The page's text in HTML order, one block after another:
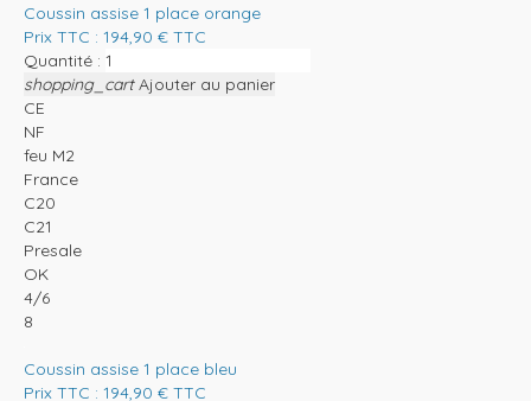
Coussin assise 1 place orange
Prix TTC : 194,90 € TTC
Quantité :
shopping_cart Ajouter au panier
CE
NF
feu M2
France
C20
C21
Presale
OK
4/6
8
Coussin assise 1 place bleu
Prix TTC : 194,90 € TTC